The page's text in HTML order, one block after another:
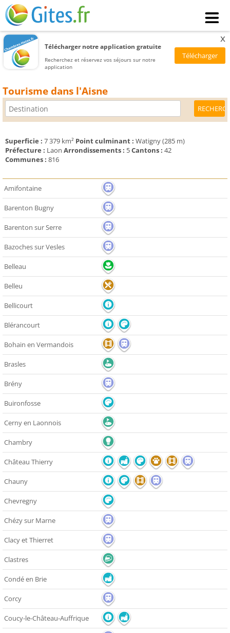
Télécharger notre application gratuite
Recherchez et réservez vos séjours sur notre
application
x
Tourisme dans l'Aisne
Superficie : 7 379 km² Point culminant : Watigny (285 m)
Préfecture : Laon Arrondissements : 5Cantons : 42
Communes : 816
Amifontaine
Barenton Bugny
Barenton sur Serre
Bazoches sur Vesles
Belleau
Belleu
Bellicourt
Blérancourt
Bohain en Vermandois
Brasles
Brény
Buironfosse
Cerny en Laonnois
Chambry
Château Thierry
Chauny
Chevregny
Chézy sur Marne
Clacy et Thierret
Clastres
Condé en Brie
Corcy
Coucy-le-Château-Auffrique